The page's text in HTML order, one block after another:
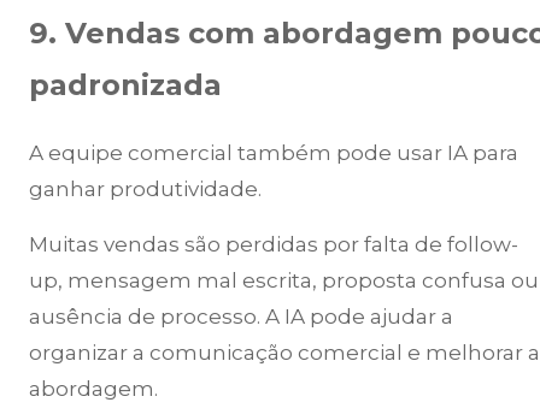
9. Vendas com abordagem
padronizada
A equipe comercial também pode usar IA para
ganhar produtividade.
Muitas vendas são perdidas por falta de follow-
up, mensagem mal escrita, proposta confusa ou
ausência de processo. A IA pode ajudar a
organizar a comunicação comercial e melhorar a
abordagem.